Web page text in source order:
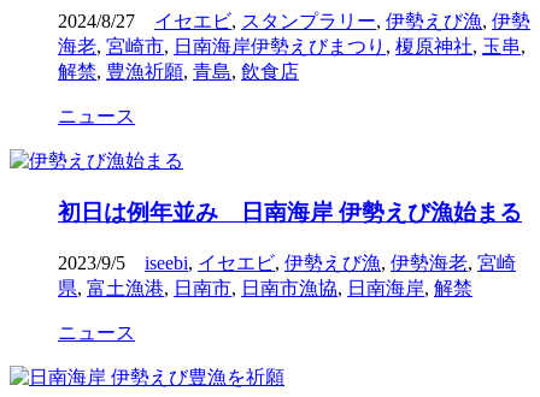
2024/8/27 イセエビ, スタンプラリー, 伊勢えび漁, 伊勢
海老, 宮崎市, 日南海岸伊勢えびまつり , 榎原神社, 玉串,
解禁, 豊漁祈願, 青島, 飲食店
ニュース
初日は例年並み 日南海岸 伊勢えび漁始まる
2023/9/5 iseebi, イセエビ, 伊勢えび漁, 伊勢海老, 宮崎
県, 富土漁港, 日南市, 日南市漁協, 日南海岸, 解禁
ニュース